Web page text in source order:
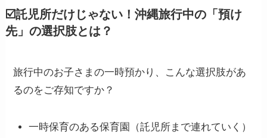
☑️託児所だけじゃない！沖縄旅行中の「預け
先」の選択肢とは？
旅行中のお子さまの一時預かり、こんな選択肢があ
るのをご存知ですか？
一時保育のある保育園（託児所まで連れていく）